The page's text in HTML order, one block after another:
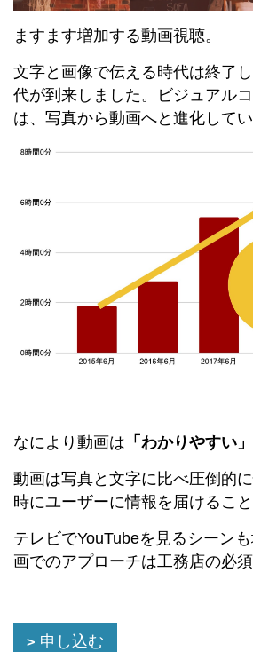
ますます増加する動画視聴。
文字と画像で伝える時代は終了し
代が到来しました。ビジュアル
は、写真から動画へと進化してい
なにより動画は 「わかりやすい」
動画は写真と文字に比べ圧倒的
時にユーザーに情報を届けること
テレビでYouTubeを見るシーン
画でのアプローチは工務店の必須
申し込む